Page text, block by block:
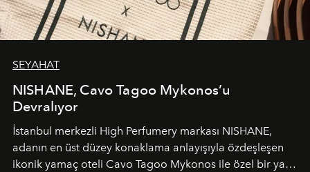
SEYAHAT
NISHANE, Cavo Tagoo Mykonos’u
Devralıyor
İstanbul merkezli High Perfumery markası NISHANE,
adanın en üst düzey konaklama anlayışıyla özdeşleşen
ikonik yamaç oteli Cavo Tagoo Mykonos ile özel bir yaz